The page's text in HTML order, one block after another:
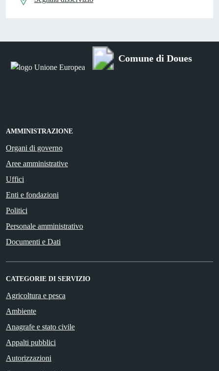
Comune di Doues
AMMINISTRAZIONE
Organi di governo
Aree amministrative
Uffici
Enti e fondazioni
Politici
Personale amministrativo
Documenti e Dati
CATEGORIE DI SERVIZIO
Agricoltura e pesca
Ambiente
Anagrafe e stato civile
Appalti pubblici
Autorizzazioni